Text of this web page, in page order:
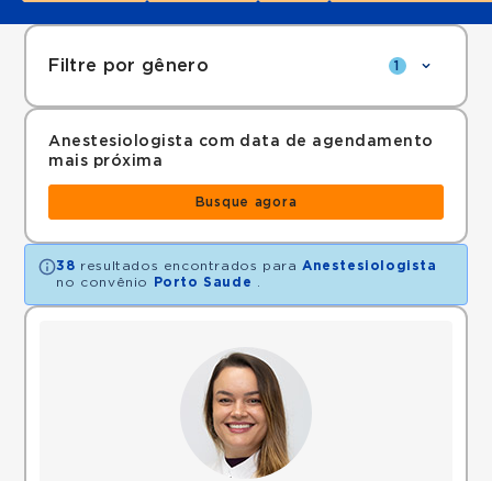
Filtre por gênero 1
Anestesiologista com data de agendamento
mais próxima
Busque agora
38 resultados encontrados para Anestesiologista
no convênio
Porto Saude